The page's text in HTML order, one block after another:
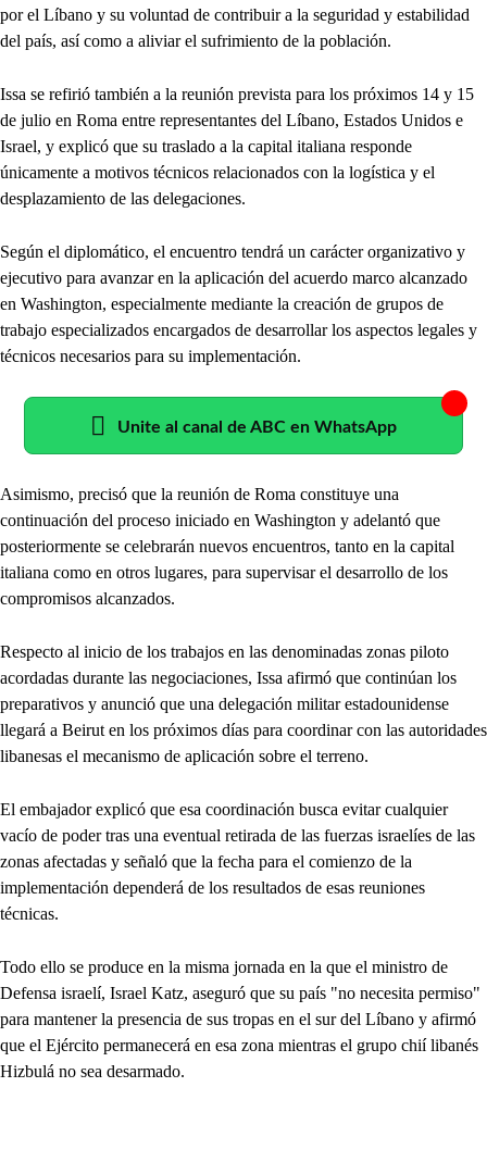
por el Líbano y su voluntad de contribuir a la seguridad y estabilidad
del país, así como a aliviar el sufrimiento de la población.
Issa se refirió también a la reunión prevista para los próximos 14 y 15
de julio en Roma entre representantes del Líbano, Estados Unidos e
Israel, y explicó que su traslado a la capital italiana responde
únicamente a motivos técnicos relacionados con la logística y el
desplazamiento de las delegaciones.
Según el diplomático, el encuentro tendrá un carácter organizativo y
ejecutivo para avanzar en la aplicación del acuerdo marco alcanzado
en Washington, especialmente mediante la creación de grupos de
trabajo especializados encargados de desarrollar los aspectos legales y
técnicos necesarios para su implementación.
Unite al canal de ABC en WhatsApp
Asimismo, precisó que la reunión de Roma constituye una
continuación del proceso iniciado en Washington y adelantó que
posteriormente se celebrarán nuevos encuentros, tanto en la capital
italiana como en otros lugares, para supervisar el desarrollo de los
compromisos alcanzados.
Respecto al inicio de los trabajos en las denominadas zonas piloto
acordadas durante las negociaciones, Issa afirmó que continúan los
preparativos y anunció que una delegación militar estadounidense
llegará a Beirut en los próximos días para coordinar con las autoridades
libanesas el mecanismo de aplicación sobre el terreno.
El embajador explicó que esa coordinación busca evitar cualquier
vacío de poder tras una eventual retirada de las fuerzas israelíes de las
zonas afectadas y señaló que la fecha para el comienzo de la
implementación dependerá de los resultados de esas reuniones
técnicas.
Todo ello se produce en la misma jornada en la que el ministro de
Defensa israelí, Israel Katz, aseguró que su país "no necesita permiso"
para mantener la presencia de sus tropas en el sur del Líbano y afirmó
que el Ejército permanecerá en esa zona mientras el grupo chií libanés
Hizbulá no sea desarmado.